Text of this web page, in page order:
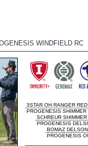
WINDFIELD RC
3STAR OH RANGER RED
PROGENESIS SHIMMER
SCHREUR SHIMMER
PROGENESIS
BOMAZ
PROGENESIS